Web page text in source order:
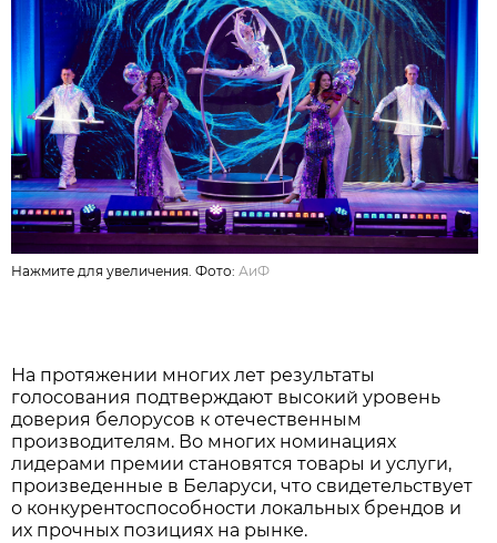
Нажмите для увеличения. Фото:АиФ
На протяжении многих лет результаты
голосования подтверждают высокий уровень
доверия белорусов к отечественным
производителям. Во многих номинациях
лидерами премии становятся товары и услуги,
произведенные в Беларуси, что свидетельствует
о конкурентоспособности локальных брендов и
их прочных позициях на рынке.